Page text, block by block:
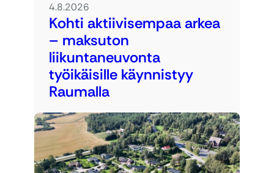
4.8.2026
Kohti aktiivisempaa arkea
– maksuton
liikuntaneuvonta
työikäisille käynnistyy
Raumalla